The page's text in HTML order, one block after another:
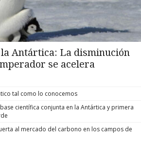
Antártica: La disminución
se acelera
tal como lo conocemos
científica conjunta en la Antártica y primera
al mercado del carbono en los campos de